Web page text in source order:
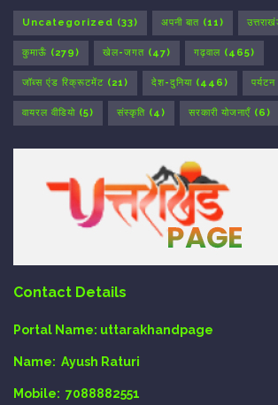
Uncategorized (33) अपनी बात (11)
कुमाऊँ (279) खेल-जगत (47) गढ़वाल (465)
जॉब्स एंड रिक्रूटमेंट (21) देश-दुनिया (446) पर्यटन
वायरल वीडियो (5) संस्कृति (4) सरकारी योजनाएँ (6)
Contact Details
Portal Name: uttarakhandpage
Name: Ayush Raturi
Mobile: 7088882551